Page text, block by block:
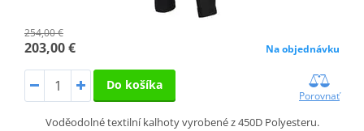
254,00 €
203,00 € Na objednávku
Do košíka
Porovnať
Voděodolné textilní kalhoty vyrobené z 450D Polyesteru.